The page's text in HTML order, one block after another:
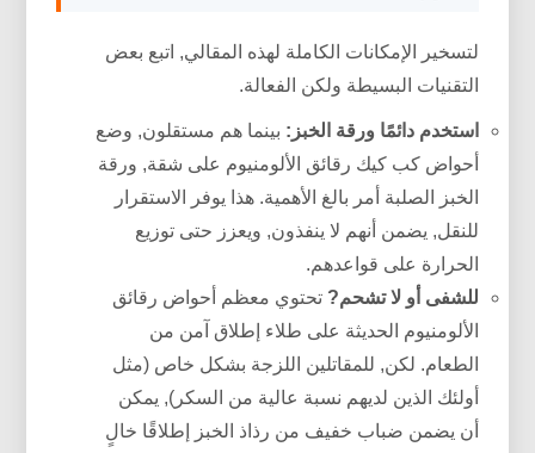
لتسخير الإمكانات الكاملة لهذه المقالي, اتبع بعض
التقنيات البسيطة ولكن الفعالة.
استخدم دائمًا ورقة الخبز: بينما هم مستقلون, وضع
أحواض كب كيك رقائق الألومنيوم على شقة, ورقة
الخبز الصلبة أمر بالغ الأهمية. هذا يوفر الاستقرار
للنقل, يضمن أنهم لا ينفذون, ويعزز حتى توزيع
الحرارة على قواعدهم.
للشفى أو لا تشحم? تحتوي معظم أحواض رقائق
الألومنيوم الحديثة على طلاء إطلاق آمن من
الطعام. لكن, للمقاتلين اللزجة بشكل خاص (مثل
أولئك الذين لديهم نسبة عالية من السكر), يمكن
أن يضمن ضباب خفيف من رذاذ الخبز إطلاقًا خالٍ